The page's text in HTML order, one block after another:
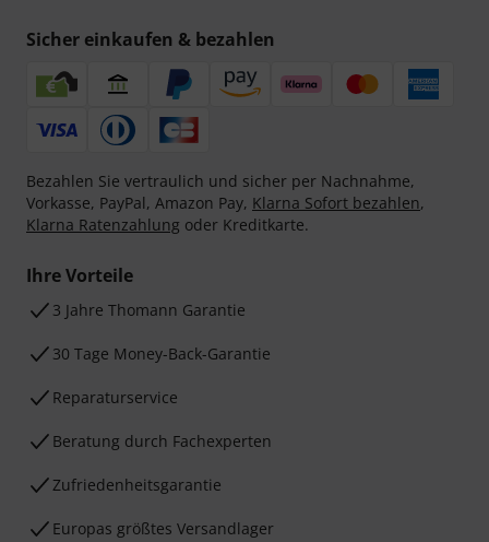
Sicher einkaufen & bezahlen
Bezahlen Sie vertraulich und sicher per Nachnahme,
Vorkasse, PayPal, Amazon Pay, Klarna Sofort bezahlen,
Klarna Ratenzahlung oder Kreditkarte.
Ihre Vorteile
3 Jahre Thomann Garantie
30 Tage Money-Back-Garantie
Reparaturservice
Beratung durch Fachexperten
Zufriedenheitsgarantie
Europas größtes Versandlager